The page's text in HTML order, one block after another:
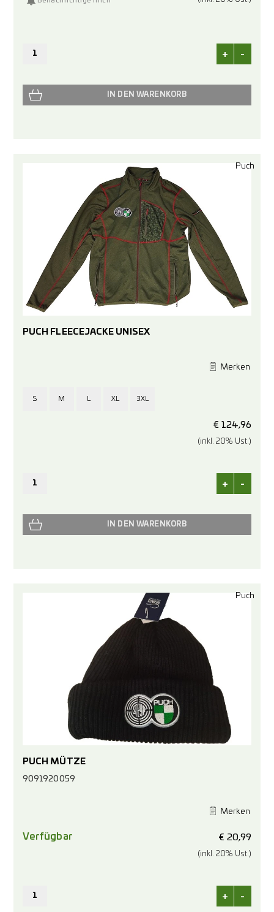
+ -
PUCH FLEECEJACKE UNISEX
Puch
Merken
S M XL 3XL
€ 124,96
(inkl. 20% Ust.)
+ -
PUCH MÜTZE
Puch
9091920059
Merken
€ 20,99
(inkl. 20% Ust.)
Verfügbar
+ -